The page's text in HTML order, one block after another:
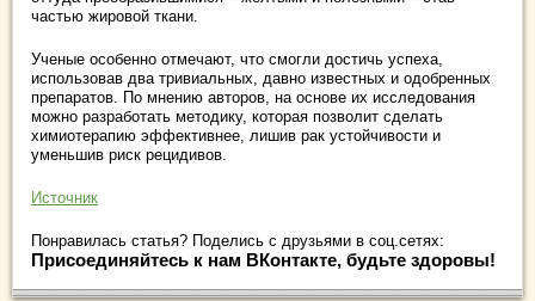
частью жировой ткани.
Ученые особенно отмечают, что смогли достичь успеха,
использовав два тривиальных, давно известных и одобренных
препаратов. По мнению авторов, на основе их исследования
можно разработать методику, которая позволит сделать
химиотерапию эффективнее, лишив рак устойчивости и
уменьшив риск рецидивов.
Источник
Понравилась статья? Поделись с друзьями в соц.сетях:
Присоединяйтесь к нам ВКонтакте, будьте здоровы!